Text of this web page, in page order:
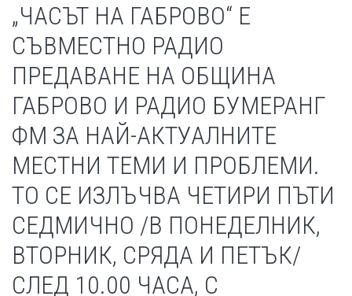
„ЧАСЪТ НА ГАБРОВО“ Е
СЪВМЕСТНО РАДИО
ПРЕДАВАНЕ НА ОБЩИНА
ГАБРОВО И РАДИО БУМЕРАНГ
ФМ ЗА НАЙ-АКТУАЛНИТЕ
МЕСТНИ ТЕМИ И ПРОБЛЕМИ.
ТО СЕ ИЗЛЪЧВА ЧЕТИРИ ПЪТИ
СЕДМИЧНО /В ПОНЕДЕЛНИК,
ВТОРНИК, СРЯДА И ПЕТЪК/
СЛЕД 10.00 ЧАСА, С